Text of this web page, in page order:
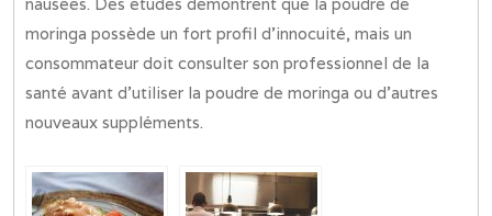
moringa possède un fort profil d’innocuité, mais un
consommateur doit consulter son professionnel de la
santé avant d’utiliser la poudre de moringa ou d’autres
nouveaux suppléments.